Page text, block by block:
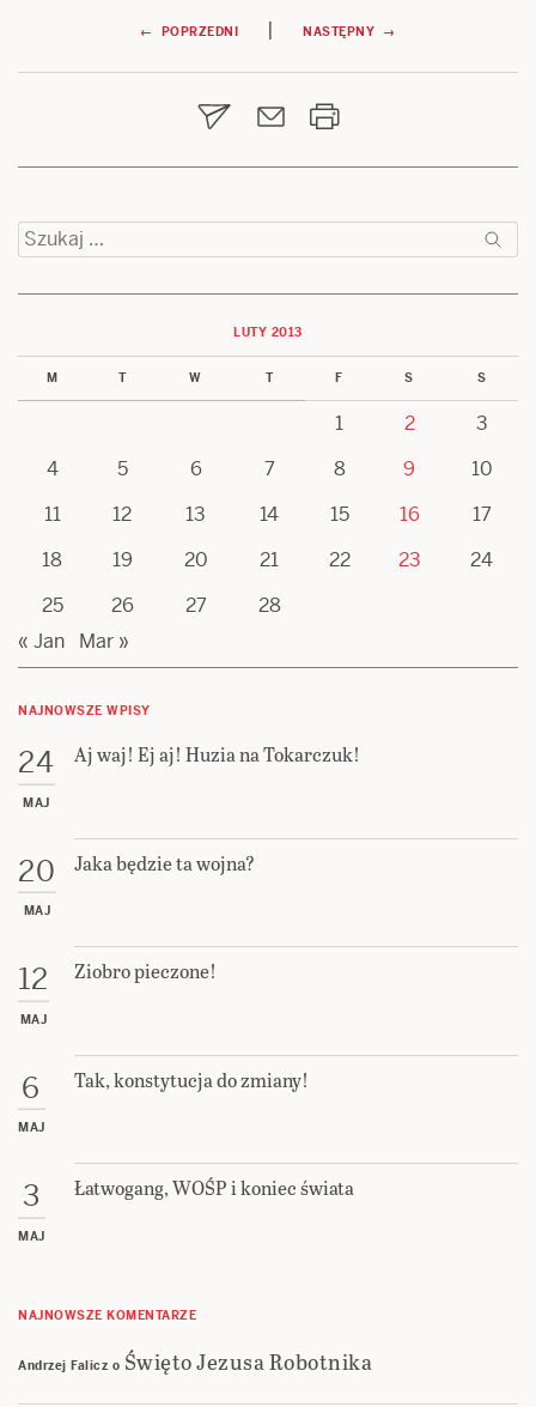
Nawigacja
wpisu
← POPRZEDNI | NASTĘPNY →
Szukaj:
LUTY 2013
M T W T F S S
1 2
3
4
5 6 7 8 9
10
11
12 13 14 15 16
17
18
19 20 21 22 23
24
25
26 27
28
« Jan
Mar »
NAJNOWSZE WPISY
24
MAJ
Aj waj! Ej aj! Huzia na Tokarczuk!
20
MAJ
Jaka będzie ta wojna?
12
MAJ
Ziobro pieczone!
6
MAJ
Tak, konstytucja do zmiany!
3
MAJ
Łatwogang, WOŚP i koniec świata
NAJNOWSZE KOMENTARZE
Andrzej Falicz o Święto Jezusa Robotnika